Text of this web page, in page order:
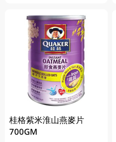
桂格紫米淮山燕麥片
700GM